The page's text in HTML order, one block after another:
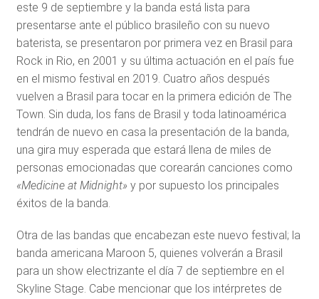
este 9 de septiembre y la banda está lista para
presentarse ante el público brasileño con su nuevo
baterista, se presentaron por primera vez en Brasil para
Rock in Rio, en 2001 y su última actuación en el país fue
en el mismo festival en 2019. Cuatro años después
vuelven a Brasil para tocar en la primera edición de The
Town. Sin duda, los fans de Brasil y toda latinoamérica
tendrán de nuevo en casa la presentación de la banda,
una gira muy esperada que estará llena de miles de
personas emocionadas que corearán canciones como
«Medicine at Midnight»y por supuesto los principales
éxitos de la banda.
Otra de las bandas que encabezan este nuevo festival; la
banda americana Maroon 5, quienes volverán a Brasil
para un show electrizante el día 7 de septiembre en el
Skyline Stage. Cabe mencionar que los intérpretes de